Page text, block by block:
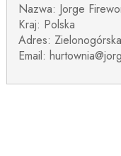
Nazwa: Jorge
Kraj: Polska
Adres:
Email: